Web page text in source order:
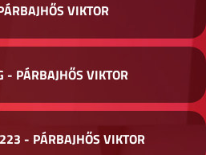
VIKTOR
- PÁRBAJHŐS VIKTOR
- PÁRBAJHŐS VIKTOR